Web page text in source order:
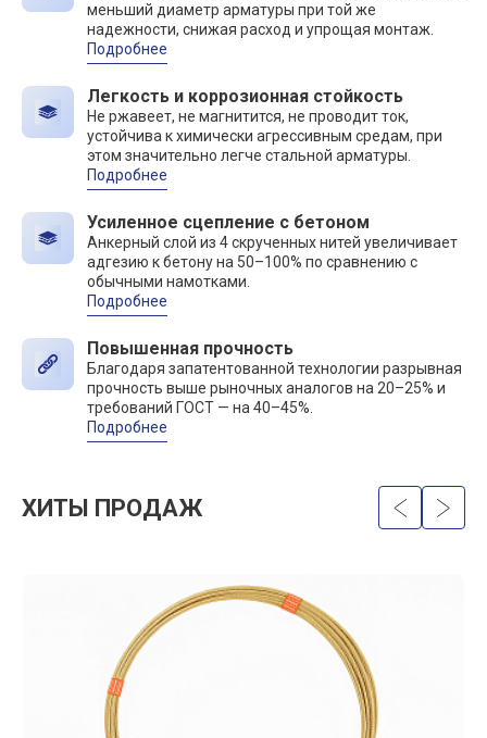
меньший диаметр арматуры при той же
надежности, снижая расход и упрощая монтаж.
Подробнее
Легкость и коррозионная стойкость
Не ржавеет, не магнитится, не проводит ток,
устойчива к химически агрессивным средам, при
этом значительно легче стальной арматуры.
Подробнее
Усиленное сцепление с бетоном
Анкерный слой из 4 скрученных нитей увеличивает
адгезию к бетону на 50–100% по сравнению с
обычными намотками.
Подробнее
Повышенная прочность
Благодаря запатентованной технологии разрывная
прочность выше рыночных аналогов на 20–25% и
требований ГОСТ — на 40–45%.
Подробнее
ХИТЫ ПРОДАЖ